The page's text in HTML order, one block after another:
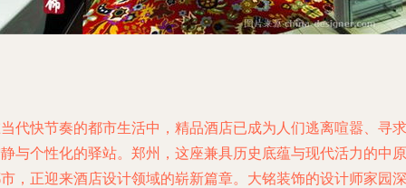
代快节奏的都市生活中，精品酒店已成为人们逃离喧嚣、寻求
与个性化的驿站。郑州，这座兼具历史底蕴与现代活力的中原
，正迎来酒店设计领域的崭新篇章。大铭装饰的设计师家园深